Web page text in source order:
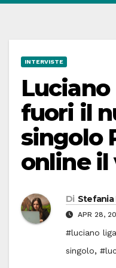
INTERVISTE
fuori il
singolo
online il
Di Stefania
APR 28,
#luciano
singolo,